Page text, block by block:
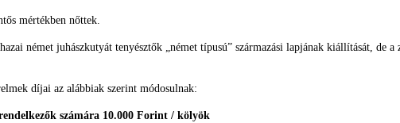
mértékben nőttek.
német juhászkutyát tenyésztők „német típusú” származási lapjának kiállítását,
díjai az alábbiak szerint módosulnak:
számára 10.000 Forint / kölyök